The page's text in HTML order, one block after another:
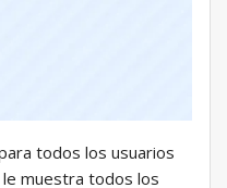
todos los usuarios
le muestra todos los